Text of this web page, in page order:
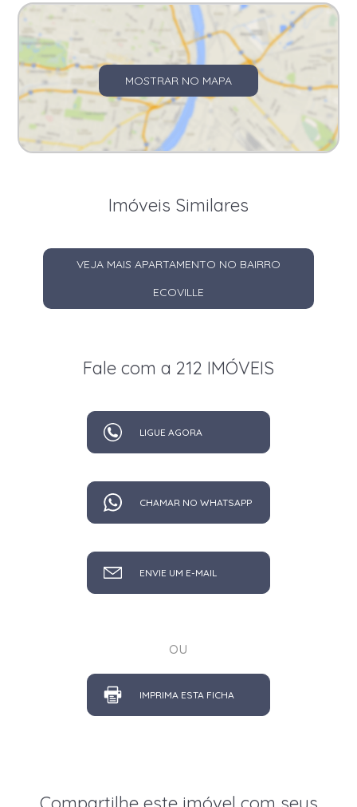
MOSTRAR NO MAPA
Imóveis Similares
VEJA MAIS APARTAMENTO NO BAIRRO
ECOVILLE
Fale com a 212 IMÓVEIS
LIGUE AGORA
CHAMAR NO WHATSAPP
ENVIE UM E-MAIL
ou
IMPRIMA ESTA FICHA